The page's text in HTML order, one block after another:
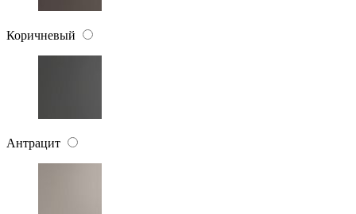
Коричневый
Антрацит